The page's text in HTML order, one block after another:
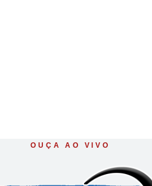
OUÇA AO VIVO